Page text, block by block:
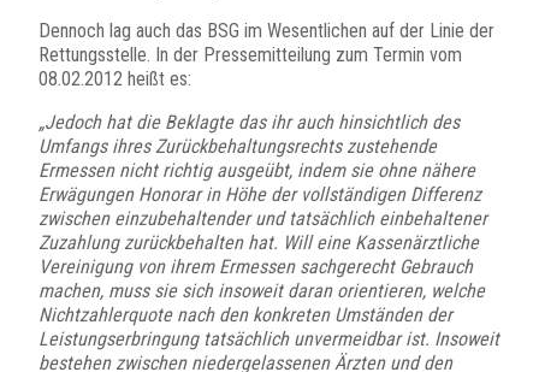
Dennoch lag auch das BSG im Wesentlichen auf der Linie der
Rettungsstelle. In der Pressemitteilung zum Termin vom
08.02.2012 heißt es:
„Jedoch hat die Beklagte das ihr auch hinsichtlich des
Umfangs ihres Zurückbehaltungsrechts zustehende
Ermessen nicht richtig ausgeübt, indem sie ohne nähere
Erwägungen Honorar in Höhe der vollständigen Differenz
zwischen einzubehaltender und tatsächlich einbehaltener
Zuzahlung zurückbehalten hat. Will eine Kassenärztliche
Vereinigung von ihrem Ermessen sachgerecht Gebrauch
machen, muss sie sich insoweit daran orientieren, welche
Nichtzahlerquote nach den konkreten Umständen der
Leistungserbringung tatsächlich unvermeidbar ist. Insoweit
bestehen zwischen niedergelassenen Ärzten und den